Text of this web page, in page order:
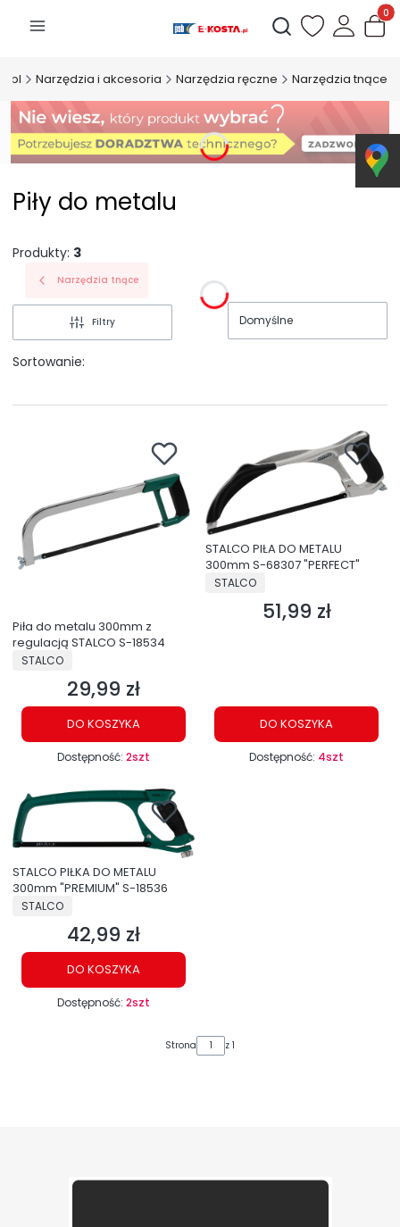
Otwórz wyszukiwarkę
Narzędzia i akcesoria Narzędzia ręczne Narzędzia tnące
Piły do metalu
Produkty: 3
Narzędzia tnące
Filtry
Sortowanie:
Domyślne
Piła do metalu 300mm z
regulacją STALCO S-18534
PRODUCENT
STALCO
Cena
29,99 zł
DO KOSZYKA
Dostępność: 2szt
STALCO PIŁA DO METALU
300mm S-68307 "PERFECT"
PRODUCENT
STALCO
Cena
51,99 zł
DO KOSZYKA
Dostępność: 4szt
STALCO PIŁKA DO METALU
300mm "PREMIUM" S-18536
PRODUCENT
STALCO
Cena
42,99 zł
DO KOSZYKA
Dostępność: 2szt
Strona z 1